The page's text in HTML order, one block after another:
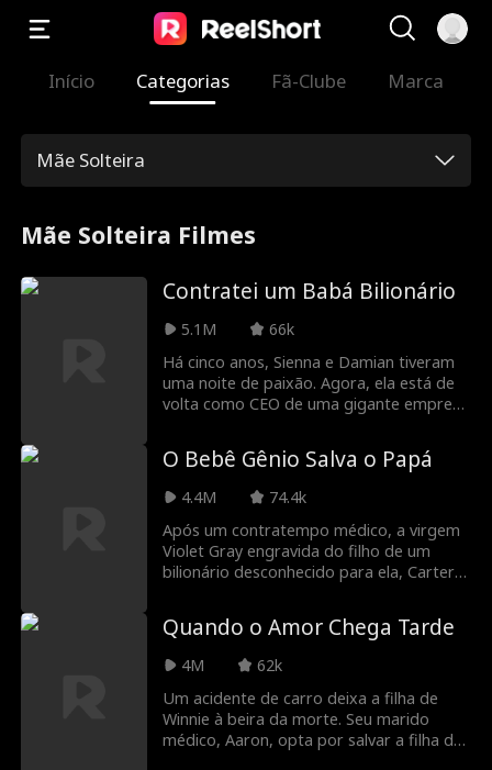
Início Categorias Fã-Clube Marca
Mãe Solteira
Mãe Solteira Filmes
Contratei um Babá Bilionário
5.1M
66k
Há cinco anos, Sienna e Damian tiveram
uma noite de paixão. Agora, ela está de
volta como CEO de uma gigante empresa
consigo a filha de ambos, Poppy. Para se
reaproximar, Damian esconde que é um
bilionário e se torna no babá de Poppy.
Será que eles vão enfrentar o mundo e
construir uma nova vida como uma
família?
O Bebê Gênio Salva o Papá
4.4M
74.4k
Após um contratempo médico, a virgem
Violet Gray engravida do filho de um
bilionário desconhecido para ela, Carter
veem obrigados a se casar de forma
apressada. Carter viaja a trabalho e fica
fora por 6 anos, durante os quais Violet
cria seu filho, Patrick, completamente
sozinha enquanto trabalha em um hotel 5
estrelas. Inesperadamente, o hotel é
adquirido por um novo e misterioso
Quando o Amor Chega Tarde
4M
62k
Um acidente de carro deixa a filha de
Winnie à beira da morte. Seu marido
médico, Aaron, opta por salvar a filha de